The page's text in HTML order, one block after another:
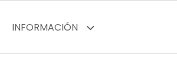
INFORMACIÓN